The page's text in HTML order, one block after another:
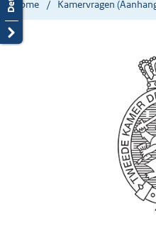
Home Kamervragen